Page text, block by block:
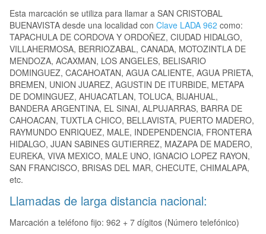
Esta marcación se utiliza para llamar a SAN CRISTOBAL
BUENAVISTA desde una localidad con Clave LADA 962 como:
TAPACHULA DE CORDOVA Y ORDOÑEZ, CIUDAD HIDALGO,
VILLAHERMOSA, BERRIOZABAL, CANADA, MOTOZINTLA DE
MENDOZA, ACAXMAN, LOS ANGELES, BELISARIO
DOMINGUEZ, CACAHOATAN, AGUA CALIENTE, AGUA PRIETA,
BREMEN, UNION JUAREZ, AGUSTIN DE ITURBIDE, METAPA
DE DOMINGUEZ, AHUACATLAN, TOLUCA, BIJAHUAL,
BANDERA ARGENTINA, EL SINAI, ALPUJARRAS, BARRA DE
CAHOACAN, TUXTLA CHICO, BELLAVISTA, PUERTO MADERO,
RAYMUNDO ENRIQUEZ, MALE, INDEPENDENCIA, FRONTERA
HIDALGO, JUAN SABINES GUTIERREZ, MAZAPA DE MADERO,
EUREKA, VIVA MEXICO, MALE UNO, IGNACIO LOPEZ RAYON,
SAN FRANCISCO, BRISAS DEL MAR, CHECUTE, CHIMALAPA,
etc.
Llamadas de larga distancia nacional:
Marcación a teléfono fijo: 962 + 7 dígitos (Número telefónico)